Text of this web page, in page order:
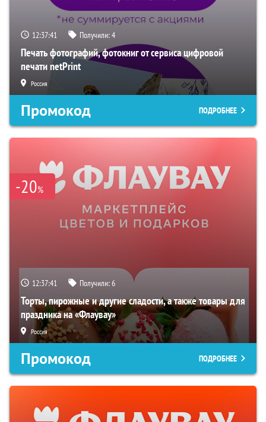
12:37:40 Получили:4
Печать фотографий, фотокниг от сервиса цифровой
печати netPrint
Россия
Промокод ПОДРОБНЕЕ
-20%
12:37:40 Получили:6
Торты, пирожные и другие сладости, а также товары для
праздника на «Флаувау»
Россия
Промокод ПОДРОБНЕЕ